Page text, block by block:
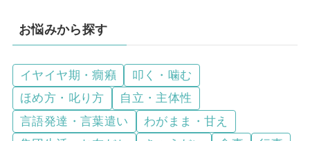
お悩みから探す
イヤイヤ期・癇癪
叩く・噛む
ほめ方・叱り方
自立・主体性
言語発達・言葉遣い
わがまま・甘え